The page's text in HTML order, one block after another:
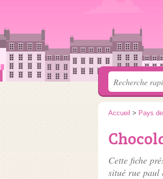
Accueil > Pays
Cette fiche
situé rue paul